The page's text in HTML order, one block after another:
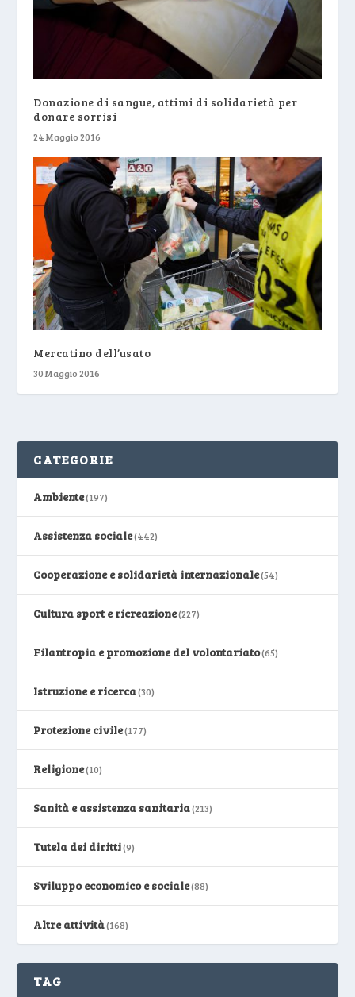
Donazione di sangue, attimi di solidarietà per
donare sorrisi
24 Maggio 2016
Mercatino dell’usato
30 Maggio 2016
CATEGORIE
Ambiente(197)
Assistenza sociale(442)
Cooperazione e solidarietà internazionale(54)
Cultura sport e ricreazione(227)
Filantropia e promozione del volontariato(65)
Istruzione e ricerca(30)
Protezione civile(177)
Religione(10)
Sanità e assistenza sanitaria(213)
Tutela dei diritti(9)
Sviluppo economico e sociale(88)
Altre attività(168)
TAG